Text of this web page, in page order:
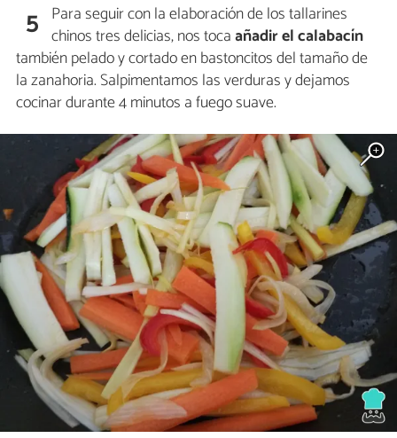
5 Para seguir con la elaboración de los tallarines
chinos tres delicias, nos tocaañadir el calabacín
también pelado y cortado en bastoncitos del tamaño de
la zanahoria. Salpimentamos las verduras y dejamos
cocinar durante 4 minutos a fuego suave.